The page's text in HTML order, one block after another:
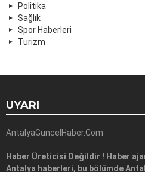
Politika
Sağlık
Spor Haberleri
Turizm
UYARI
AntalyaGuncelHaber.Com
Haber Üreticisi Değildir ! Haber
Antalya haberleri, bu bölümde